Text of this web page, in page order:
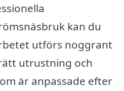
kan du
utförs noggrant
utrustning och
är anpassade efter